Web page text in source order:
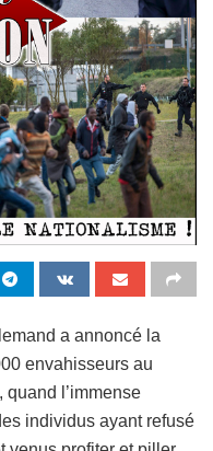
a annoncé la
envahisseurs au
quand l’immense
individus ayant refusé